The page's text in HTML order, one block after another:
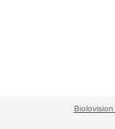
Biolovision